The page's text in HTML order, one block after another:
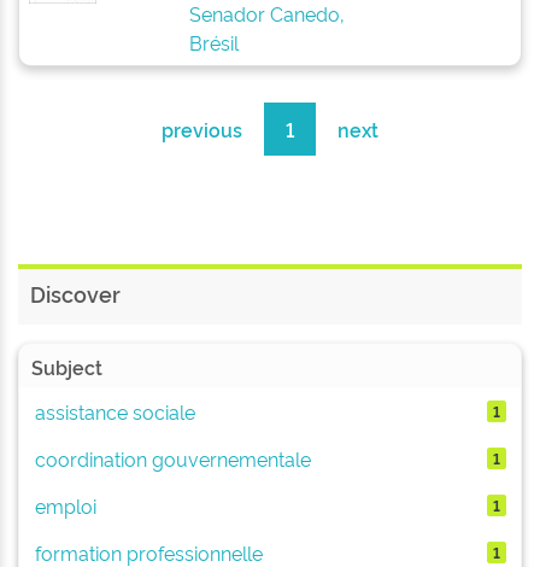
Senador Canedo,
Brésil
previous 1 next
Discover
Subject
assistance sociale
1
coordination gouvernementale 1
emploi 1
formation professionnelle 1